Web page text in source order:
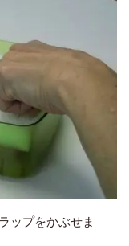
ップをかぶせま